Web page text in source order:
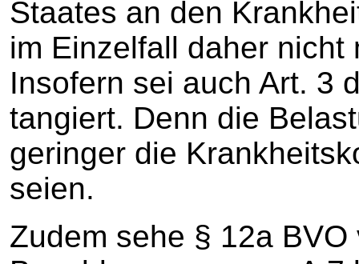
Staates an den
im Einzelfall daher nicht
Insofern sei auch Art. 3
tangiert. Denn die
geringer die
seien.
Zudem sehe § 12a